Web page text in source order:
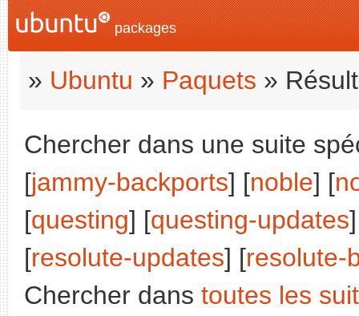
packages
» Ubuntu » Paquets »
Chercher dans une suite
[jammy-backports] [noble] [
[questing] [questing-updates
[resolute-updates] [resolute-
Chercher dans toutes les